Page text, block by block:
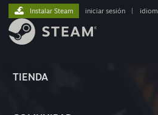
TIENDA
Instalar Steam iniciar sesión